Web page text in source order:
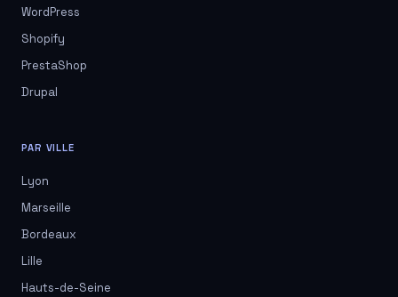
WordPress
Shopify
PrestaShop
Drupal
PAR VILLE
Lyon
Marseille
Bordeaux
Lille
Hauts-de-Seine